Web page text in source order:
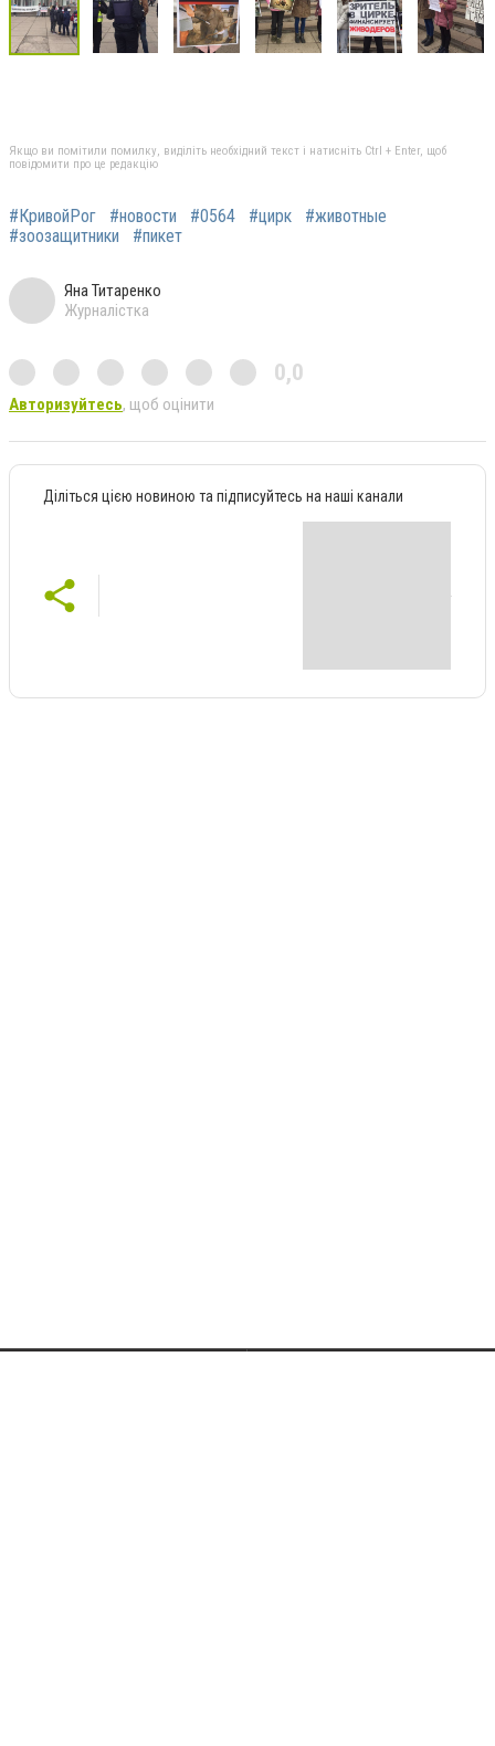
Якщо ви помітили помилку, виділіть необхідний текст і натисніть Ctrl + Enter, щоб
повідомити про це редакцію
#КривойРог #новости #0564 #цирк
#животные
#зоозащитники
#пикет
Яна Титаренко
Журналістка
0,0
Авторизуйтесь, щоб оцінити
Діліться цією новиною та підписуйтесь на наші канали